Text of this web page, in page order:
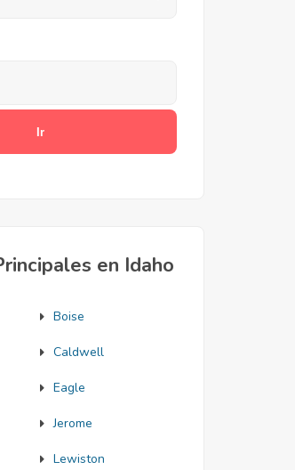
en Idaho
Boise
Caldwell
Eagle
Jerome
Lewiston